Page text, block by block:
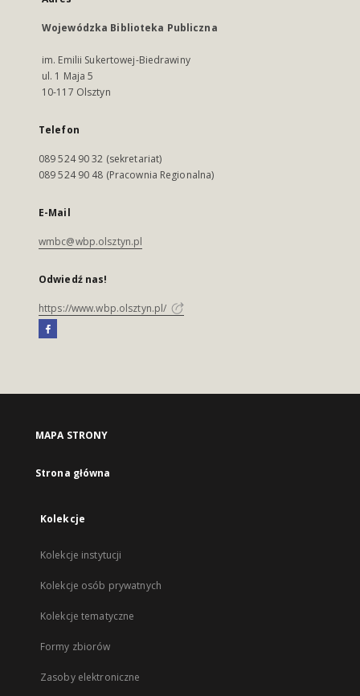
Wojewódzka Biblioteka Publiczna
im. Emilii Sukertowej-Biedrawiny
ul. 1 Maja 5
10-117 Olsztyn
Telefon
089 524 90 32 (sekretariat)
089 524 90 48 (Pracownia Regionalna)
E-Mail
wmbc@wbp.olsztyn.pl
Odwiedź nas!
https://www.wbp.olsztyn.pl/
MAPA STRONY
Strona główna
Kolekcje
Kolekcje instytucji
Kolekcje osób prywatnych
Kolekcje tematyczne
Formy zbiorów
Zasoby elektroniczne